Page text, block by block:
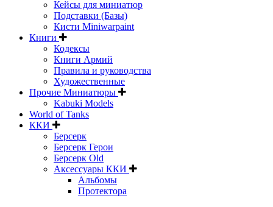
Кейсы для миниатюр
Подставки (Базы)
Кисти Miniwarpaint
Книги
Кодексы
Книги Армий
Правила и руководства
Художественные
Прочие Миниатюры
Kabuki Models
World of Tanks
ККИ
Берсерк
Берсерк Герои
Берсерк Old
Аксессуары ККИ
Альбомы
Протектора